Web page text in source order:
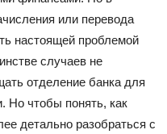
или перевода
настоящей проблемой
случаев не
отделение банка для
Но чтобы понять, как
детально разобраться с